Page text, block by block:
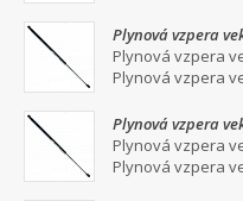
Plynová vzpera
Plynová vzpera
Plynová vzpera
Plynová vzpera
Plynová vzpera
Plynová vzpera